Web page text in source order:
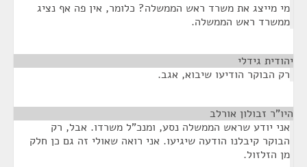
מי מייצג את משרד ראש הממשלה? כלומר, אין פה אף נציג
ממשרד ראש הממשלה.
יהודית גידלי
רק הבוקר הודיעו שיבוא, אגב.
היו"ר זבולון אורלב
אני יודע שראש הממשלה נסע, ומנכ"ל משרדו. אבל, רק
הבוקר קיבלנו הודעה שיגיעו. אני רואה שאולי זה גם כן חלק
מן הזלזול.